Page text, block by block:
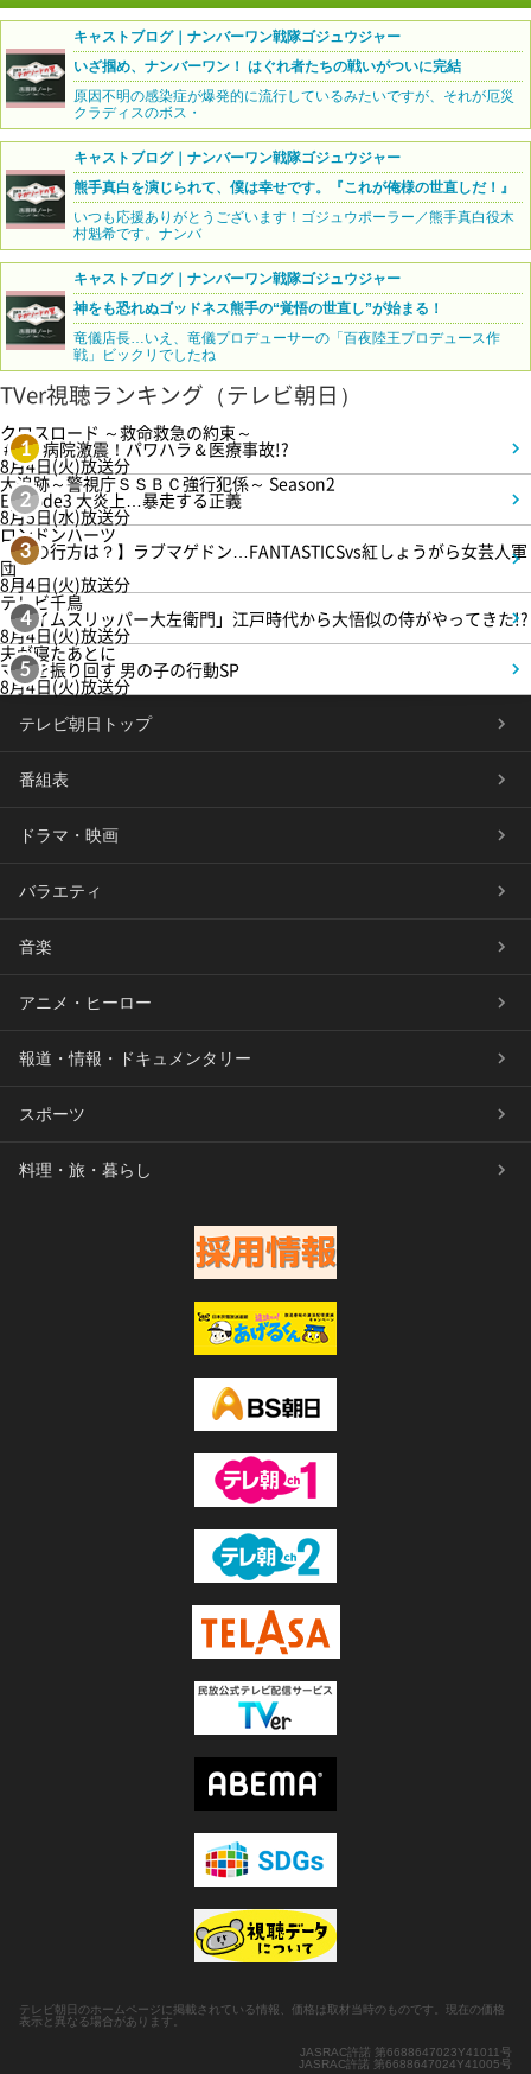
キャストブログ｜ナンバーワン戦隊ゴジュウジャー
いざ掴め、ナンバーワン！ はぐれ者たちの戦いがついに完結
原因不明の感染症が爆発的に流行しているみたいですが、それが厄災
クラディスのボス・
キャストブログ｜ナンバーワン戦隊ゴジュウジャー
熊手真白を演じられて、僕は幸せです。『これが俺様の世直しだ！』
いつも応援ありがとうございます！ゴジュウポーラー／熊手真白役木
村魁希です。ナンバ
キャストブログ｜ナンバーワン戦隊ゴジュウジャー
神をも恐れぬゴッドネス熊手の“覚悟の世直し”が始まる！
竜儀店長…いえ、竜儀プロデューサーの「百夜陸王プロデュース作
戦」ビックリでしたね
TVer視聴ランキング（テレビ朝日）
1
クロスロード ～救命救急の約束～
＃5 病院激震！パワハラ＆医療事故!?
8月4日(火)放送分
2
大追跡～警視庁ＳＳＢＣ強行犯係～ Season2
Episode3 大炎上…暴走する正義
8月5日(水)放送分
3
ロンドンハーツ
【恋の行方は？】ラブマゲドン…FANTASTICSvs紅しょうがら女芸人軍
団
8月4日(火)放送分
4
テレビ千鳥
「タイムスリッパー大左衛門」江戸時代から大悟似の侍がやってきた!?
8月4日(火)放送分
5
夫が寝たあとに
ママを振り回す 男の子の行動SP
8月4日(火)放送分
テレビ朝日トップ
番組表
ドラマ・映画
バラエティ
音楽
アニメ・ヒーロー
報道・情報・ドキュメンタリー
スポーツ
料理・旅・暮らし
テレビ朝日のホームページに掲載されている情報、価格は取材当時のものです。現在の価格
表示と異なる場合があります。
JASRAC許諾 第6688647023Y41011号
JASRAC許諾 第6688647024Y41005号